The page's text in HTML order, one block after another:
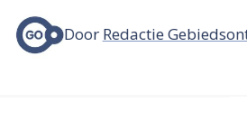
Door Redactie